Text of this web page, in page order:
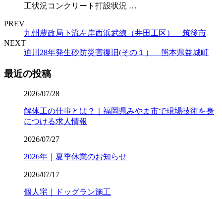
工状況コンクリート打設状況 …
PREV
九州農政局下流左岸西浜武線（井田工区） 筑後市
NEXT
迫川28年発生砂防災害復旧(その１） 熊本県益城町
最近の投稿
2026/07/28
解体工の仕事とは？｜福岡県みやま市で現場技術を身
につける求人情報
2026/07/27
2026年｜夏季休業のお知らせ
2026/07/17
個人宅｜ドッグラン施工